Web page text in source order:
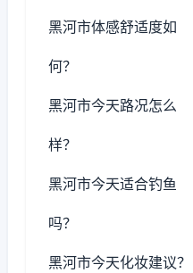
黑河市体感舒适度如
何？
黑河市今天路况怎么
样？
黑河市今天适合钓鱼
吗？
黑河市今天化妆建议？